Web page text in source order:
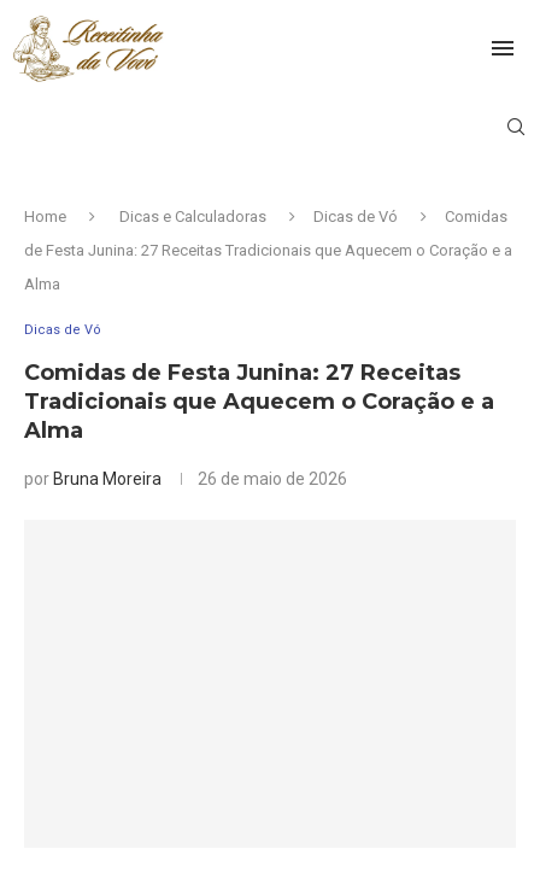
Home Dicas e Calculadoras Dicas de Vó
Comidas
de Festa Junina: 27 Receitas Tradicionais que Aquecem o Coração e a
Alma
Dicas de Vó
Comidas de Festa Junina: 27 Receitas
Tradicionais que Aquecem o Coração e a
Alma
por Bruna Moreira 26 de maio de 2026